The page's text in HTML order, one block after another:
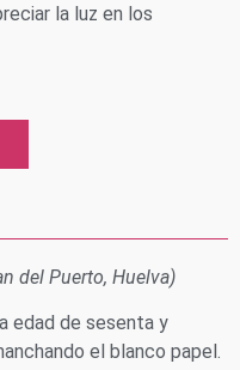
la luz en los
del Puerto, Huelva)
edad de sesenta y
el blanco papel.